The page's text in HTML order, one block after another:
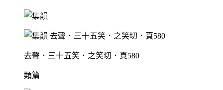
去聲．三十五笑．之笑切．頁580
類篇